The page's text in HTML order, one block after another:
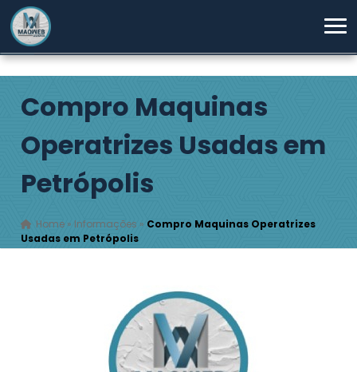
Compro Maquinas
Operatrizes Usadas em
Petrópolis
Home » Informações » Compro Maquinas Operatrizes
Usadas em Petrópolis